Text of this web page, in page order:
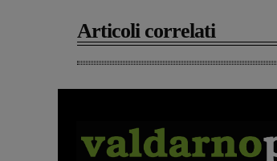
Articoli correlati